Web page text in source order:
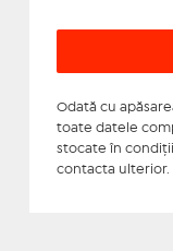
Odată cu
toate datele
stocate în
contacta ulterior.